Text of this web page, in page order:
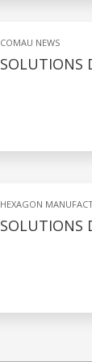
COMAU NEWS
SOLUTIONS
HEXAGON
SOLUTIONS